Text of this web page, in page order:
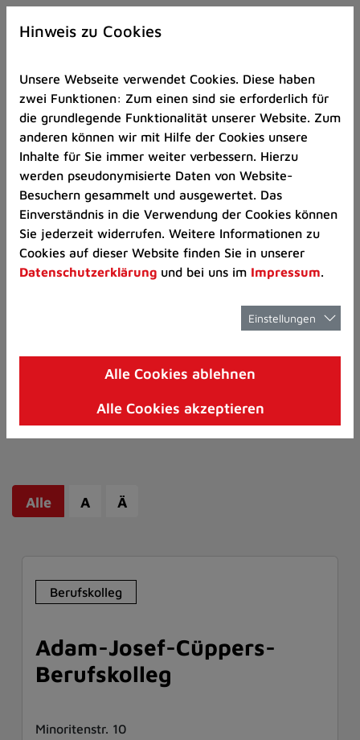
Zur
Startseite
Zum
Seitenanfang
springen
(Schnelltaste
A)
Zur
Navigation/Menü
springen
(Schnelltaste
M)
Zur
8)
Schulen Schulverzeichnins
Schulen in
Ratingen von A-Z
Alle A Ä
Berufskolleg
Adam-Josef-Cüppers-
Berufskolleg
Minoritenstr. 10
Hinweis zu Cookies
Unsere Webseite verwendet Cookies. Diese haben
zwei Funktionen: Zum einen sind sie erforderlich für
die grundlegende Funktionalität unserer Website. Zum
anderen können wir mit Hilfe der Cookies unsere
Inhalte für Sie immer weiter verbessern. Hierzu
werden pseudonymisierte Daten von Website-
Besuchern gesammelt und ausgewertet. Das
Einverständnis in die Verwendung der Cookies können
Sie jederzeit widerrufen. Weitere Informationen zu
Cookies auf dieser Website finden Sie in unserer
Datenschutzerklärung und bei uns im Impressum.
Einstellungen
Alle Cookies ablehnen
Alle Cookies akzeptieren